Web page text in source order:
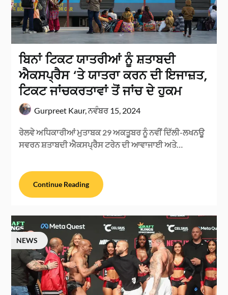
ਬਿਨਾਂ ਟਿਕਟ ਯਾਤਰੀਆਂ ਨੂੰ ਸ਼ਤਾਬਦੀ
ਐਕਸਪ੍ਰੈਸ ‘ਤੇ ਯਾਤਰਾ ਕਰਨ ਦੀ ਇਜਾਜ਼ਤ,
ਟਿਕਟ ਜਾਂਚਕਰਤਾਵਾਂ ਤੋਂ ਜਾਂਚ ਦੇ ਹੁਕਮ
Gurpreet Kaur,ਨਵੰਬਰ 15, 2024
ਰੇਲਵੇ ਅਧਿਕਾਰੀਆਂ ਮੁਤਾਬਕ 29 ਅਕਤੂਬਰ ਨੂੰ ਨਵੀਂ ਦਿੱਲੀ-ਲਖਨਊ
ਸਵਰਨ ਸ਼ਤਾਬਦੀ ਐਕਸਪ੍ਰੈਸ ਟਰੇਨ ਦੀ ਆਵਾਜਾਈ ਅਤੇ…
Continue Reading
NEWS